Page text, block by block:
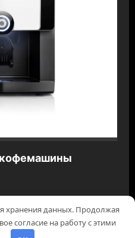
права зарезервированы.
хранения данных. Продолжая
согласие на работу с этими